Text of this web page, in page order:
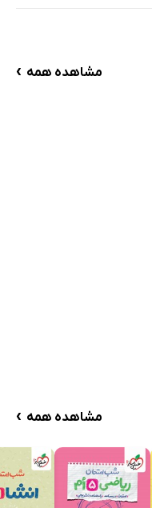
مشاهده همه ›
مشاهده همه ›